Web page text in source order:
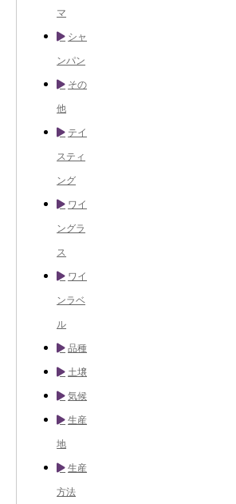
マ
シャ
ンパン
その
他
テイ
スティ
ング
ワイ
ングラ
ス
ワイ
ンラベ
ル
品種
土壌
気候
生産
地
生産
方法